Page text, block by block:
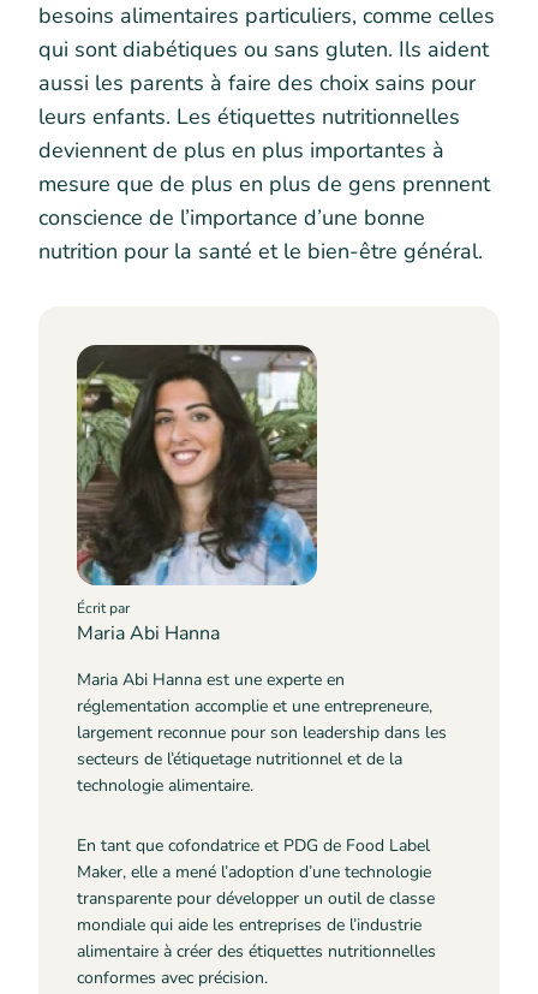
besoins alimentaires particuliers, comme celles
qui sont diabétiques ou sans gluten. Ils aident
aussi les parents à faire des choix sains pour
leurs enfants. Les étiquettes nutritionnelles
deviennent de plus en plus importantes à
mesure que de plus en plus de gens prennent
conscience de l’importance d’une bonne
nutrition pour la santé et le bien-être général.
Écrit par
Maria Abi Hanna
Maria Abi Hanna est une experte en
réglementation accomplie et une entrepreneure,
largement reconnue pour son leadership dans les
secteurs de l’étiquetage nutritionnel et de la
technologie alimentaire.
En tant que cofondatrice et PDG de Food Label
Maker, elle a mené l’adoption d’une technologie
transparente pour développer un outil de classe
mondiale qui aide les entreprises de l’industrie
alimentaire à créer des étiquettes nutritionnelles
conformes avec précision.